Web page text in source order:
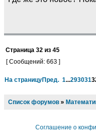
Страница 32 из 45
[ Сообщений: 663 ]
На страницуПред. 1...293031
Список форумов »
Соглашение о